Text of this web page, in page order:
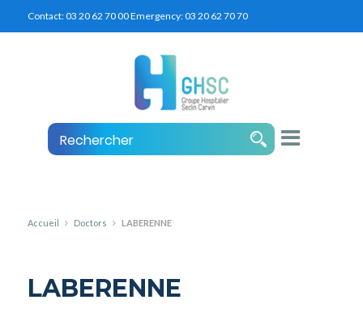
Contact:03 20 62 70 00Emergency:03 20 62 70 70
Accueil Doctors LABERENNE
LABERENNE